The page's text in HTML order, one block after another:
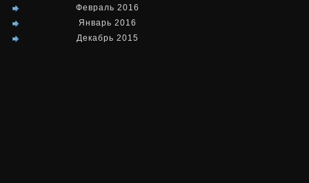
Февраль 2016
Январь 2016
Декабрь 2015